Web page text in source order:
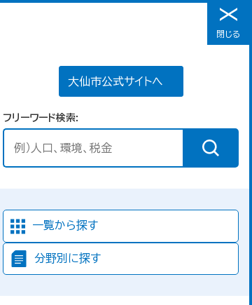
メニュー
大仙市公式サイトへ
フリーワード検索
一覧から探す
分野別に探す
閉じる
ス: